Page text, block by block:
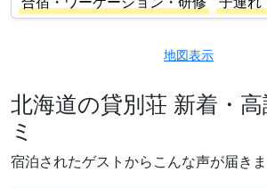
地図表示
北海道の貸別荘 新着・
ミ
宿泊されたゲストからこんな声が届きま